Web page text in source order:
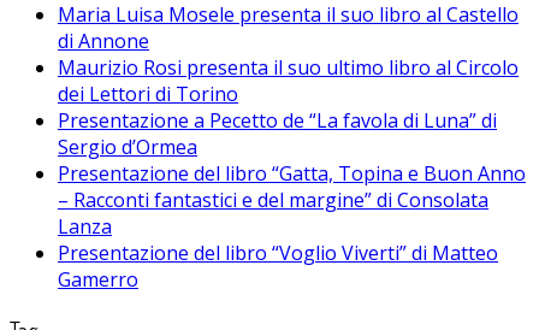
Maria Luisa Mosele presenta il suo libro al Castello
di Annone
Maurizio Rosi presenta il suo ultimo libro al Circolo
dei Lettori di Torino
Presentazione a Pecetto de “La favola di Luna” di
Sergio d’Ormea
Presentazione del libro “Gatta, Topina e Buon Anno
– Racconti fantastici e del margine” di Consolata
Lanza
Presentazione del libro “Voglio Viverti” di Matteo
Gamerro